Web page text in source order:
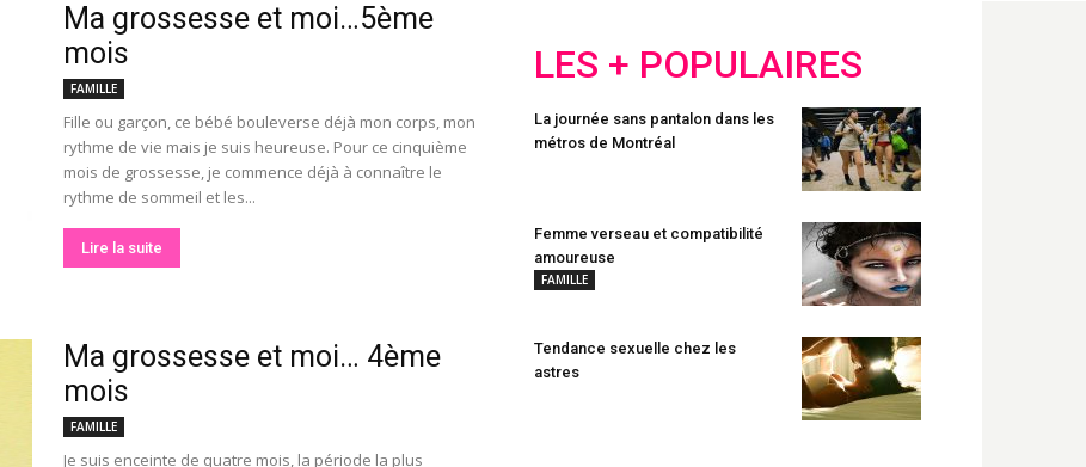
Ma grossesse et moi…5ème
mois
FAMILLE
Fille ou garçon, ce bébé bouleverse déjà mon corps, mon
rythme de vie mais je suis heureuse. Pour ce cinquième
mois de grossesse, je commence déjà à connaître le
rythme de sommeil et les...
Lire la suite
Ma grossesse et moi… 4ème
mois
FAMILLE
Je suis enceinte de quatre mois, la période la plus
LES + POPULAIRES
La journée sans pantalon dans les
métros de Montréal
Femme verseau et compatibilité
amoureuse
FAMILLE
Tendance sexuelle chez les
astres